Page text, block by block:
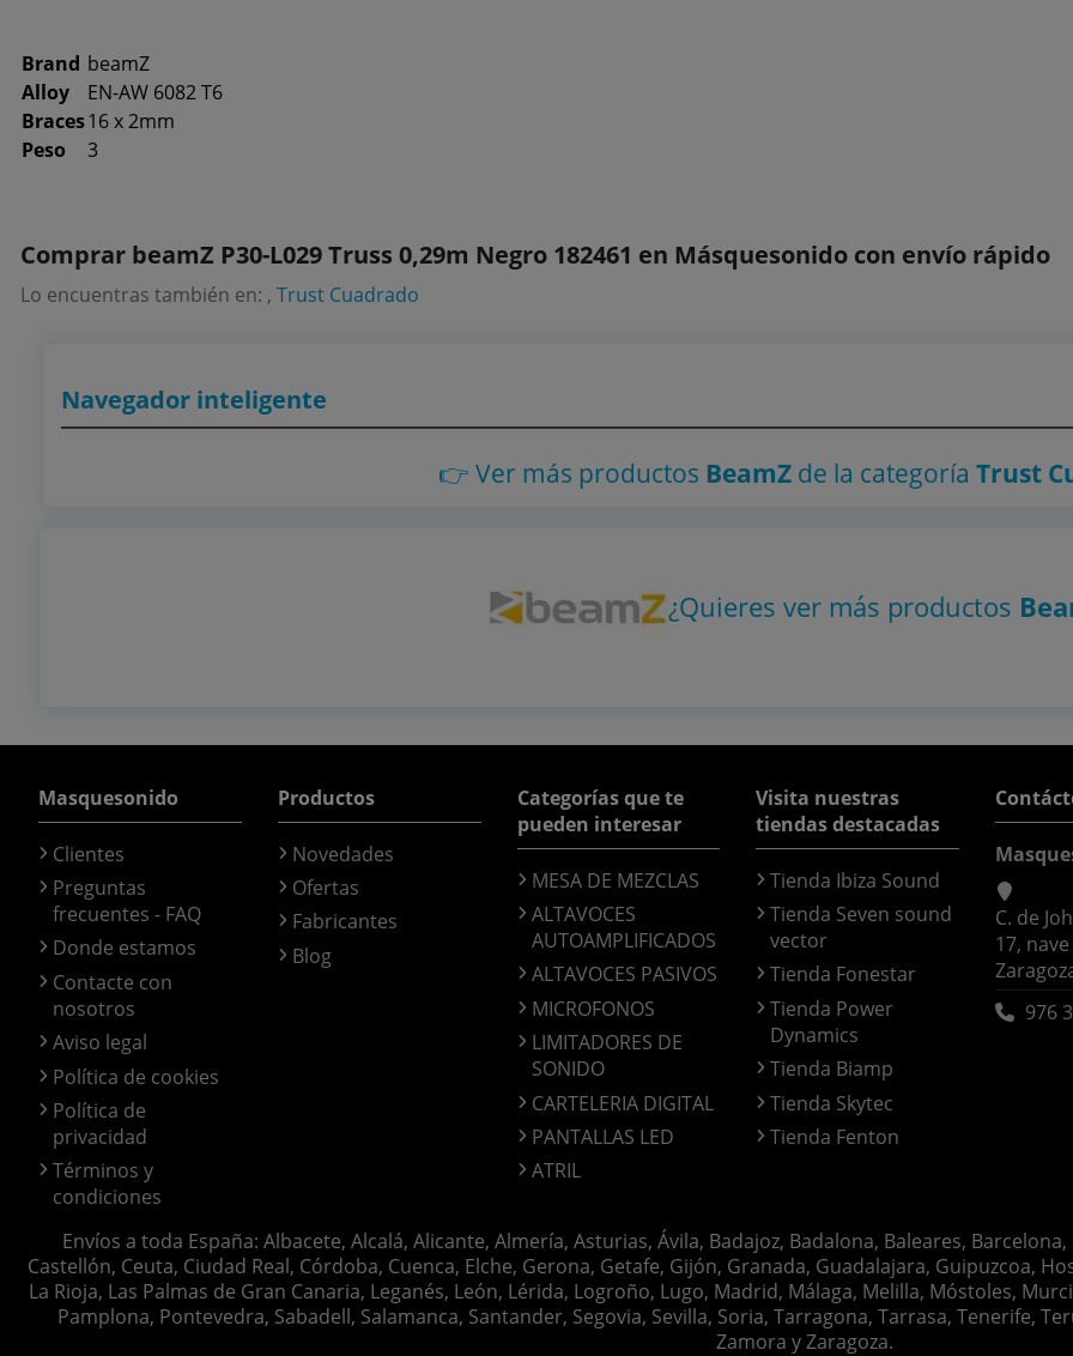
Brand beamZ
Alloy
EN-AW 6082 T6
Braces16 x 2mm
Peso
3
Comprar beamZ P30-L029 Truss 0,29m Negro 182461 en Másquesonido con envío rápido
Lo encuentras también en: , Trust Cuadrado
Navegador inteligente
👉 Ver más productos BeamZ de la categoríaTrust
¿Quieres ver más productos
Masquesonido
Clientes
Preguntas
frecuentes - FAQ
Donde estamos
Contacte con
nosotros
Aviso legal
Política de cookies
Política de
privacidad
Términos y
condiciones
Productos
Novedades
Ofertas
Fabricantes
Blog
Categorías que te
pueden interesar
MESA DE MEZCLAS
ALTAVOCES
AUTOAMPLIFICADOS
ALTAVOCES PASIVOS
MICROFONOS
LIMITADORES DE
SONIDO
CARTELERIA DIGITAL
PANTALLAS LED
ATRIL
Visita nuestras
tiendas destacadas
Tienda Ibiza Sound
Tienda Seven sound
vector
Tienda Fonestar
Tienda Power
Dynamics
Tienda Biamp
Tienda Skytec
Tienda Fenton
C. de
17,
976
Envíos a toda España: Albacete, Alcalá, Alicante, Almería, Asturias, Ávila, Badajoz, Badalona, Baleares,
Castellón, Ceuta, Ciudad Real, Córdoba, Cuenca, Elche, Gerona, Getafe, Gijón, Granada, Guadalajara, Guipuzcoa,
La Rioja, Las Palmas de Gran Canaria, Leganés, León, Lérida, Logroño, Lugo, Madrid, Málaga, Melilla, Móstoles,
Pamplona, Pontevedra, Sabadell, Salamanca, Santander, Segovia, Sevilla, Soria, Tarragona, Tarrasa, Tenerife,
Zamora y Zaragoza.